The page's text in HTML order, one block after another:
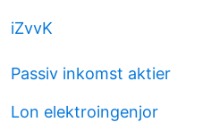
iZvvK
Passiv inkomst aktier
Lon elektroingenjor